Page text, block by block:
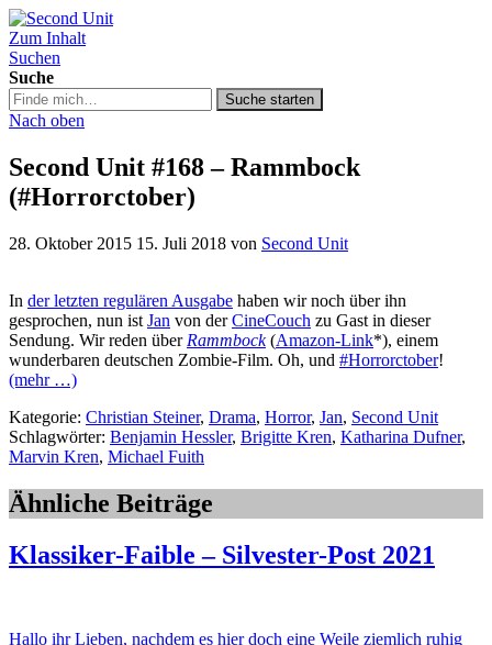
Second Unit
Zum Inhalt
Suchen
Suche
Suche
in
podcast.de/
Suche starten
Nach oben
Second Unit #168 – Rammbock
(#Horrorctober)
28. Oktober 2015 15. Juli 2018 von Second Unit
In der letzten regulären Ausgabe haben wir noch über ihn
gesprochen, nun ist Jan von derCineCouch zu Gast in dieser
Sendung. Wir reden über Rammbock(Amazon-Link*), einem
wunderbaren deutschen Zombie-Film. Oh, und #Horrorctober!
(mehr …)
Kategorie: Christian Steiner, Drama, Horror, Jan, Second Unit
Schlagwörter: Benjamin Hessler, Brigitte Kren, Katharina Dufner,
Marvin Kren, Michael Fuith
Ähnliche Beiträge
Klassiker-Faible – Silvester-Post 2021
Hallo ihr Lieben, nachdem es hier doch eine Weile ziemlich ruhig